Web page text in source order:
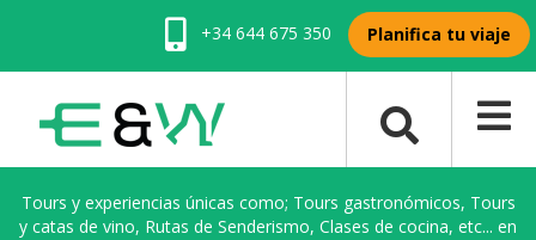
+34 644 675 350 Planifica tu viaje
Tours y experiencias únicas como; Tours gastronómicos, Tours
y catas de vino, Rutas de Senderismo, Clases de cocina, etc... en